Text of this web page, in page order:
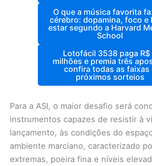
O que a música favorita
cérebro: dopamina, foco e
estar segundo a Harvard
School
Lotofácil 3538 paga R$
milhões e premia três
confira todas as faixas
próximos sorteios
Para a ASI, o maior desafio será
instrumentos capazes de resistir à
lançamento, às condições do
ambiente marciano, caracterizado
extremas, poeira fina e níveis